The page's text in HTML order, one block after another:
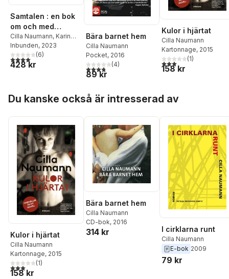
Samtalen : en bok
om och med
Mamma Andersson
Cilla Naumann, Karin
Mamma Andersson
Inbunden, 2023
4,0utav 5 stjärnor. Totalt antal röster:
(6)
428 kr
Bära barnet hem
Cilla Naumann
Pocket, 2016
3,8utav 5 stjärnor. Totalt antal röster:
(4)
89 kr
Kulor i hjärtat
Cilla Naumann
Kartonnage, 2015
3,0utav 5 stjärnor.
(1)
158 kr
Du kanske också är intresserad av
Kulor i hjärtat
Cilla Naumann
Kartonnage, 2015
3,0utav 5 stjärnor. Totalt antal röster:
(1)
158 kr
Bära barnet hem
Cilla Naumann
CD-bok, 2016
314 kr I cirklarna runt
Cilla Naumann
E-bok 2009
79 kr